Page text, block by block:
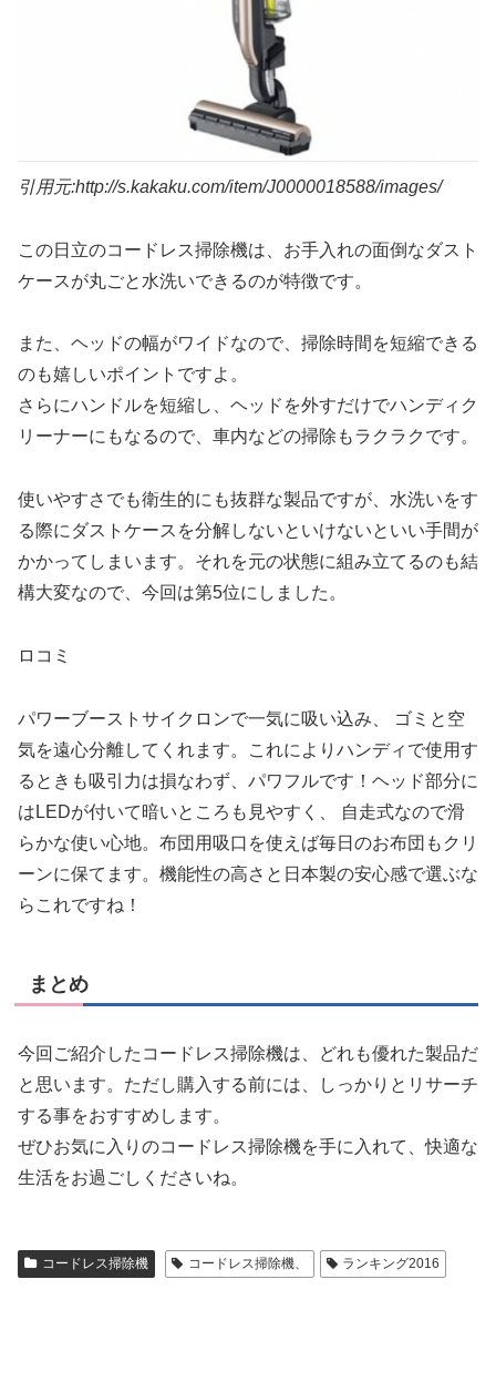
引用元:http://s.kakaku.com/item/J0000018588/images/
この日立のコードレス掃除機は、 お手入れの面倒なダスト
ケースが丸ごと水洗いできるのが特徴です。
また、ヘッドの幅がワイドなので、掃除時間を短縮できる
のも嬉しいポイントですよ。
さらにハンドルを短縮し、ヘッドを外すだけでハンディク
リーナーにもなるので、車内などの掃除もラクラクです。
使いやすさでも衛生的にも抜群な製品ですが、水洗いをす
る際にダストケースを分解しないといけないといい手間が
かかってしまいます。それを元の状態に組み立てるのも結
構大変なので、今回は第5位にしました。
ロコミ
パワーブーストサイクロンで一気に吸い込み、 ゴミと空
気を遠心分離してくれます。これによりハンディで使用す
るときも吸引力は損なわず、パワフルです！ヘッド部分に
はLEDが付いて暗いところも見やすく、 自走式なので滑
らかな使い心地。布団用吸口を使えば毎日のお布団もクリ
ーンに保てます。機能性の高さと日本製の安心感で選ぶな
らこれですね！
まとめ
今回ご紹介したコードレス掃除機は、どれも優れた製品だ
と思います。ただし購入する前には、しっかりとリサーチ
する事をおすすめします。
ぜひお気に入りのコードレス掃除機を手に入れて、快適な
生活をお過ごしくださいね。
コードレス掃除機 コードレス掃除機、 ランキング2016